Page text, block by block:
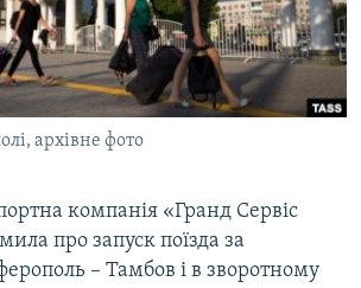
КРИМУ
архівне фото
компанія «Гранд Сервіс
про запуск поїзда за
– Тамбов і в зворотному